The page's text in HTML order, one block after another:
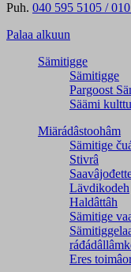
Puh. 040 595 5105 /
Palaa alkuun
Sämitigge
Sämitigge
Pargoost
Säämi
Miärádâstoohâm
Sämitige
Stivrâ
Lävdikodeh
Haldâttâh
Sämitige
Eres